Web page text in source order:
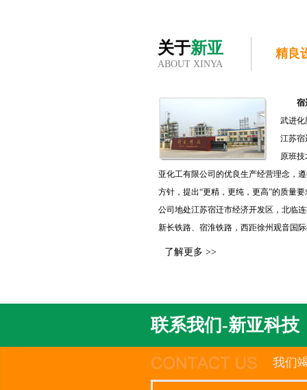
关于新亚
ABOUT XINYA
精良
宿
武进化
江苏宿
原班
亚化工有限公司的优良生产经营理念，
方针，提出“更精，更纯，更高”的质量
公司地处江苏宿迁市经济开发区，北临
新长铁路、宿淮铁路，西距徐州观音国
了解更多 >>
联系我们-新亚科技
我们